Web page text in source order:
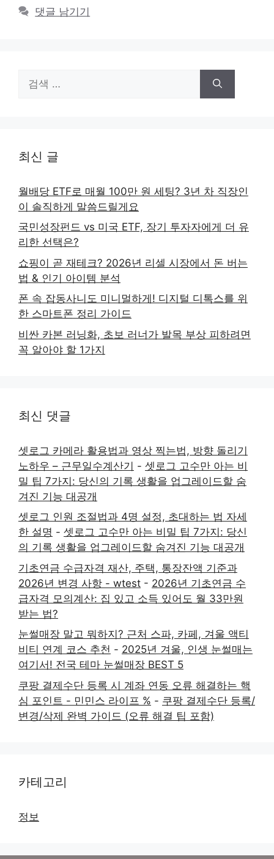
댓글 남기기
색:
최신 글
월배당 ETF로 매월 100만 원 세팅? 3년 차 직장인
이 솔직하게 말씀드릴게요
국민성장펀드 vs 미국 ETF, 장기 투자자에게 더 유
리한 선택은?
쇼핑이 곧 재테크? 2026년 리셀 시장에서 돈 버는
법 & 인기 아이템 분석
폰 속 잡동사니도 미니멀하게! 디지털 디톡스를 위
한 스마트폰 정리 가이드
비싼 카본 러닝화, 초보 러너가 발목 부상 피하려면
꼭 알아야 할 1가지
최신 댓글
셋로그 카메라 활용법과 영상 찍는법, 방향 돌리기
노하우 – 근무일수계산기 - 셋로그 고수만 아는 비
밀 팁 7가지: 당신의 기록 생활을 업그레이드할 숨
겨진 기능 대공개
셋로그 인원 조절법과 4명 설정, 초대하는 법 자세
한 설명 - 셋로그 고수만 아는 비밀 팁 7가지: 당신
의 기록 생활을 업그레이드할 숨겨진 기능 대공개
기초연금 수급자격 재산, 주택, 통장잔액 기준과
2026년 변경 사항 - wtest - 2026년 기초연금 수
급자격 모의계산: 집 있고 소득 있어도 월 33만원
받는 법?
눈썰매장 말고 뭐하지? 근처 스파, 카페, 겨울 액티
비티 연계 코스 추천 - 2025년 겨울, 인생 눈썰매는
여기서! 전국 테마 눈썰매장 BEST 5
쿠팡 결제수단 등록 시 계좌 연동 오류 해결하는 핵
심 포인트 - 민민스 라이프 % - 쿠팡 결제수단 등록/
변경/삭제 완벽 가이드 (오류 해결 팁 포함)
카테고리
정보